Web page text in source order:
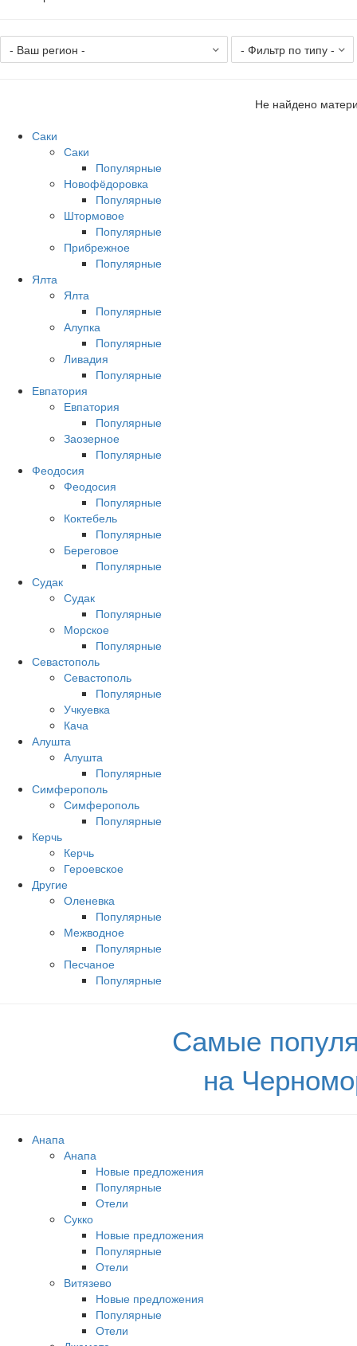
Не найдено
Саки
Саки
Популярные
Новофёдоровка
Популярные
Штормовое
Популярные
Прибрежное
Популярные
Ялта
Ялта
Популярные
Алупка
Популярные
Ливадия
Популярные
Евпатория
Евпатория
Популярные
Заозерное
Популярные
Феодосия
Феодосия
Популярные
Коктебель
Популярные
Береговое
Популярные
Судак
Судак
Популярные
Морское
Популярные
Севастополь
Севастополь
Популярные
Учкуевка
Кача
Алушта
Алушта
Популярные
Симферополь
Симферополь
Популярные
Керчь
Керчь
Героевское
Другие
Оленевка
Популярные
Межводное
Популярные
Песчаное
Популярные
Самые
на
Анапа
Анапа
Новые предложения
Популярные
Отели
Сукко
Новые предложения
Популярные
Отели
Витязево
Новые предложения
Популярные
Отели